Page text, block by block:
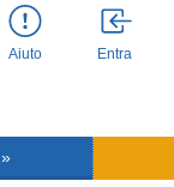
Aiuto Entra
»